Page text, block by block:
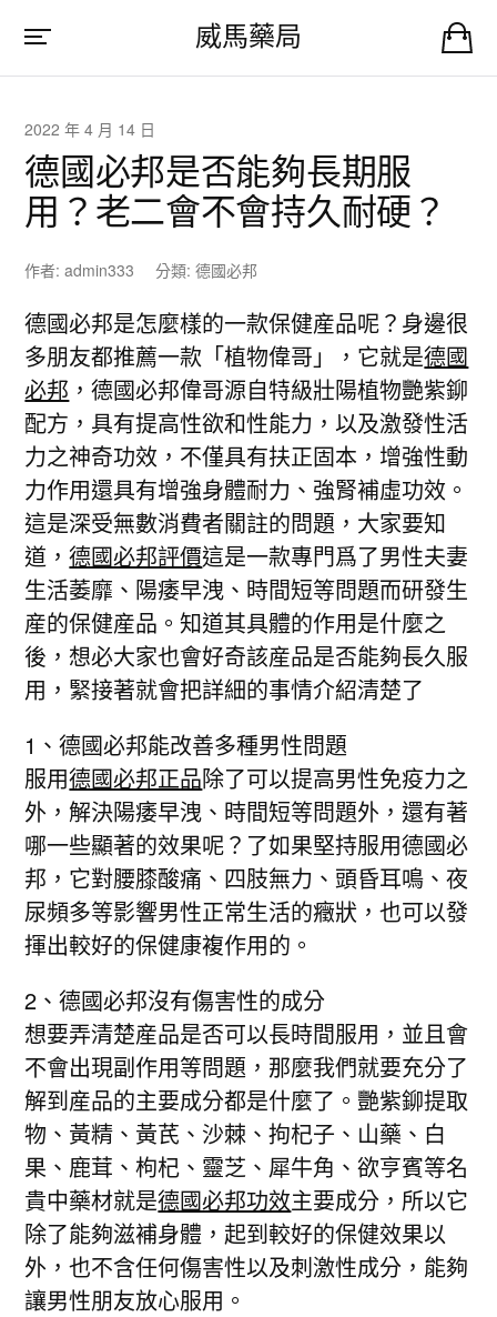
威馬藥局
2022 年 4 月 14 日
德國必邦是否能夠長期服
用？老二會不會持久耐硬？
作者:admin333 分類: 德國必邦
德國必邦是怎麼樣的一款保健産品呢？身邊很
多朋友都推薦一款「植物偉哥」，它就是德國
必邦 ，德國必邦偉哥源自特級壯陽植物艷紫鉚
配方，具有提高性欲和性能力，以及激發性活
力之神奇功效，不僅具有扶正固本，增強性動
力作用還具有增強身體耐力、強腎補虛功效。
這是深受無數消費者關註的問題，大家要知
道，德國必邦評價這是一款專門爲了男性夫妻
生活萎靡、陽痿早洩、時間短等問題而研發生
産的保健産品。知道其具體的作用是什麼之
後，想必大家也會好奇該産品是否能夠長久服
用，緊接著就會把詳細的事情介紹清楚了
1、德國必邦能改善多種男性問題
服用德國必邦正品除了可以提高男性免疫力之
外，解決陽痿早洩、時間短等問題外，還有著
哪一些顯著的效果呢？了如果堅持服用德國必
邦，它對腰膝酸痛、四肢無力、頭昏耳鳴、夜
尿頻多等影響男性正常生活的癥狀，也可以發
揮出較好的保健康複作用的。
2、德國必邦沒有傷害性的成分
想要弄清楚産品是否可以長時間服用，並且會
不會出現副作用等問題，那麼我們就要充分了
解到産品的主要成分都是什麼了。艷紫鉚提取
物、黃精、黃芪、沙棘、拘杞子、山藥、白
果、鹿茸、枸杞、靈芝、犀牛角、欲亨賓等名
貴中藥材就是德國必邦功效主要成分，所以它
除了能夠滋補身體，起到較好的保健效果以
外，也不含任何傷害性以及刺激性成分，能夠
讓男性朋友放心服用。